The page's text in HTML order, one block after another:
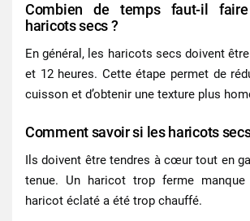
Combien de temps faut-il
haricots secs ?
En général, les haricots secs doivent
et 12 heures. Cette étape permet de
cuisson et d’obtenir une texture plus
Comment savoir si les haricots
Ils doivent être tendres à cœur tout en
tenue. Un haricot trop ferme
haricot éclaté a été trop chauffé.